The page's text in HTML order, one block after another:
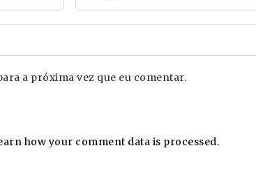
a próxima vez que eu comentar.
how your comment data is processed.